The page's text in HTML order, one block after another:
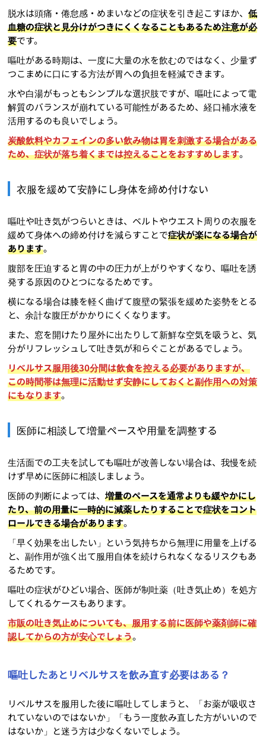
脱水は頭痛・倦怠感・めまいなどの症状を引き起こすほか、低
血糖の症状と見分けがつきにくくなることもあるため注意が必
要です。
嘔吐がある時期は、一度に大量の水を飲むのではなく、少量ず
つこまめに口にする方法が胃への負担を軽減できます。
水や白湯がもっともシンプルな選択肢ですが、嘔吐によって電
解質のバランスが崩れている可能性があるため、経口補水液を
活用するのも良いでしょう。
炭酸飲料やカフェインの多い飲み物は胃を刺激する場合がある
ため、症状が落ち着くまでは控えることをおすすめします。
衣服を緩めて安静にし身体を締め付けない
嘔吐や吐き気がつらいときは、ベルトやウエスト周りの衣服を
緩めて身体への締め付けを減らすことで症状が楽になる場合が
あります。
腹部を圧迫すると胃の中の圧力が上がりやすくなり、嘔吐を誘
発する原因のひとつになるためです。
横になる場合は膝を軽く曲げて腹壁の緊張を緩めた姿勢をとる
と、余計な腹圧がかかりにくくなります。
また、窓を開けたり屋外に出たりして新鮮な空気を吸うと、気
分がリフレッシュして吐き気が和らぐことがあるでしょう。
リベルサス服用後30分間は飲食を控える必要がありますが、
この時間帯は無理に活動せず安静にしておくと副作用への対策
にもなります。
医師に相談して増量ペースや用量を調整する
生活面での工夫を試しても嘔吐が改善しない場合は、我慢を続
けず早めに医師に相談しましょう。
医師の判断によっては、増量のペースを通常よりも緩やかにし
たり、前の用量に一時的に減薬したりすることで症状をコント
ロールできる場合があります。
「早く効果を出したい」という気持ちから無理に用量を上げる
と、副作用が強く出て服用自体を続けられなくなるリスクもあ
るためです。
嘔吐の症状がひどい場合、医師が制吐薬（吐き気止め）を処方
してくれるケースもあります。
市販の吐き気止めについても、服用する前に医師や薬剤師に確
認してからの方が安心でしょう。
嘔吐したあとリベルサスを飲み直す必要はある？
リベルサスを服用した後に嘔吐してしまうと、「お薬が吸収さ
れていないのではないか」「もう一度飲み直した方がいいので
はないか」と迷う方は少なくないでしょう。